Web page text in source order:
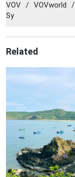
VOV / VOVworld /
Sy
Related